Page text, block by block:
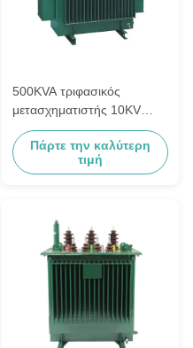
500KVA τριφασικός
μετασχηματιστής 10KV
τύπων πετρελαίου του
ΑΥΝΆΝ σε 400V 75KV BIL
Πάρτε την καλύτερη
τιμή